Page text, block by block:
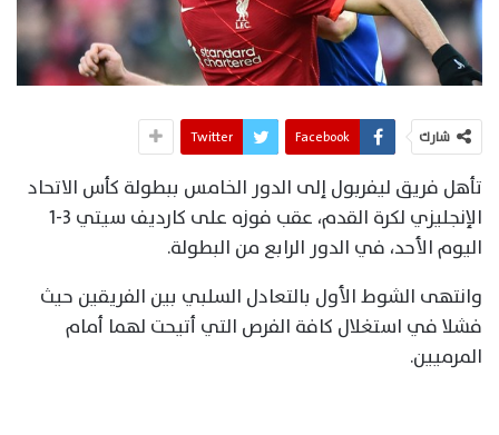
شارك Facebook
Twitter
تأهل فريق ليفربول إلى الدور الخامس ببطولة كأس الاتحاد
الإنجليزي لكرة القدم، عقب فوزه على كارديف سيتي 3-1
اليوم الأحد، في الدور الرابع من البطولة.
وانتهى الشوط الأول بالتعادل السلبي بين الفريقين حيث
فشلا في استغلال كافة الفرص التي أتيحت لهما أمام
المرميين.